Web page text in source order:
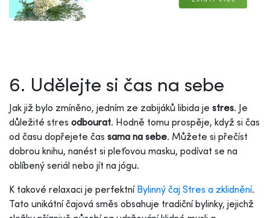
6. Udělejte si čas na sebe
Jak již bylo zmíněno, jedním ze zabijáků libida je stres. Je
důležité stres odbourat. Hodně tomu prospěje, když si čas
od času dopřejete čas sama na sebe. Můžete si přečíst
dobrou knihu, nanést si pleťovou masku, podívat se na
oblíbený seriál nebo jít na jógu.
K takové relaxaci je perfektní Bylinný čaj Stres a zklidnění.
Tato unikátní čajová směs obsahuje tradiční bylinky, jejichž